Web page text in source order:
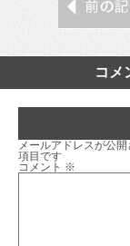
コメ
メールアドレスが公
項目です
コメント ※